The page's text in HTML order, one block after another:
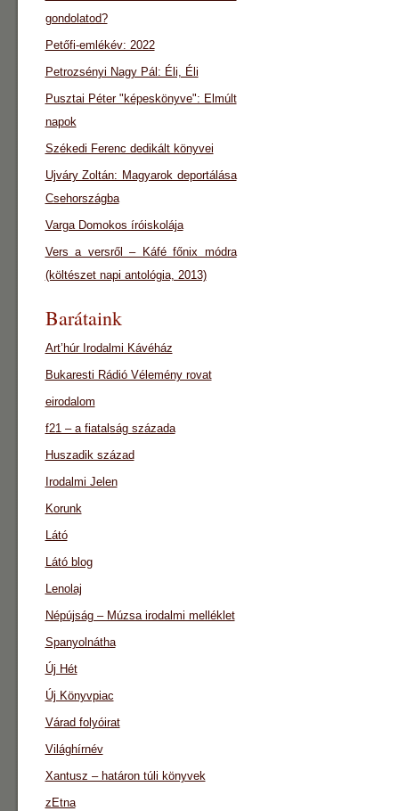
gondolatod?
Petőfi-emlékév: 2022
Petrozsényi Nagy Pál: Éli, Éli
Pusztai Péter "képeskönyve": Elmúlt
napok
Székedi Ferenc dedikált könyvei
Ujváry Zoltán: Magyarok deportálása
Csehországba
Varga Domokos íróiskolája
Vers a versről – Káfé főnix módra
(költészet napi antológia, 2013)
Barátaink
Art’húr Irodalmi Kávéház
Bukaresti Rádió Vélemény rovat
eirodalom
f21 – a fiatalság százada
Huszadik század
Irodalmi Jelen
Korunk
Látó
Látó blog
Lenolaj
Népújság – Múzsa irodalmi melléklet
Spanyolnátha
Új Hét
Új Könyvpiac
Várad folyóirat
Világhírnév
Xantusz – határon túli könyvek
zEtna